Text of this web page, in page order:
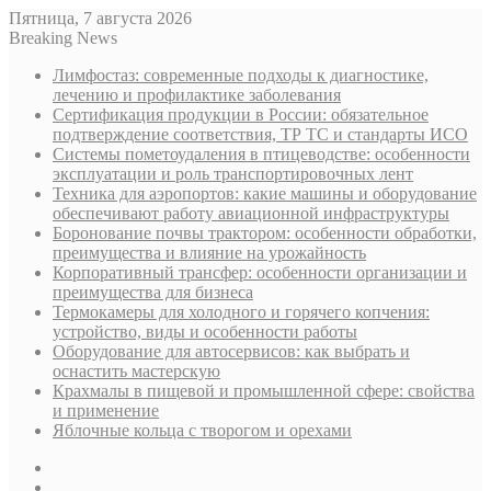
Пятница, 7 августа 2026
Breaking News
Лимфостаз: современные подходы к диагностике,
лечению и профилактике заболевания
Сертификация продукции в России: обязательное
подтверждение соответствия, ТР ТС и стандарты ИСО
Системы пометоудаления в птицеводстве: особенности
эксплуатации и роль транспортировочных лент
Техника для аэропортов: какие машины и оборудование
обеспечивают работу авиационной инфраструктуры
Боронование почвы трактором: особенности обработки,
преимущества и влияние на урожайность
Корпоративный трансфер: особенности организации и
преимущества для бизнеса
Термокамеры для холодного и горячего копчения:
устройство, виды и особенности работы
Оборудование для автосервисов: как выбрать и
оснастить мастерскую
Крахмалы в пищевой и промышленной сфере: свойства
и применение
Яблочные кольца с творогом и орехами